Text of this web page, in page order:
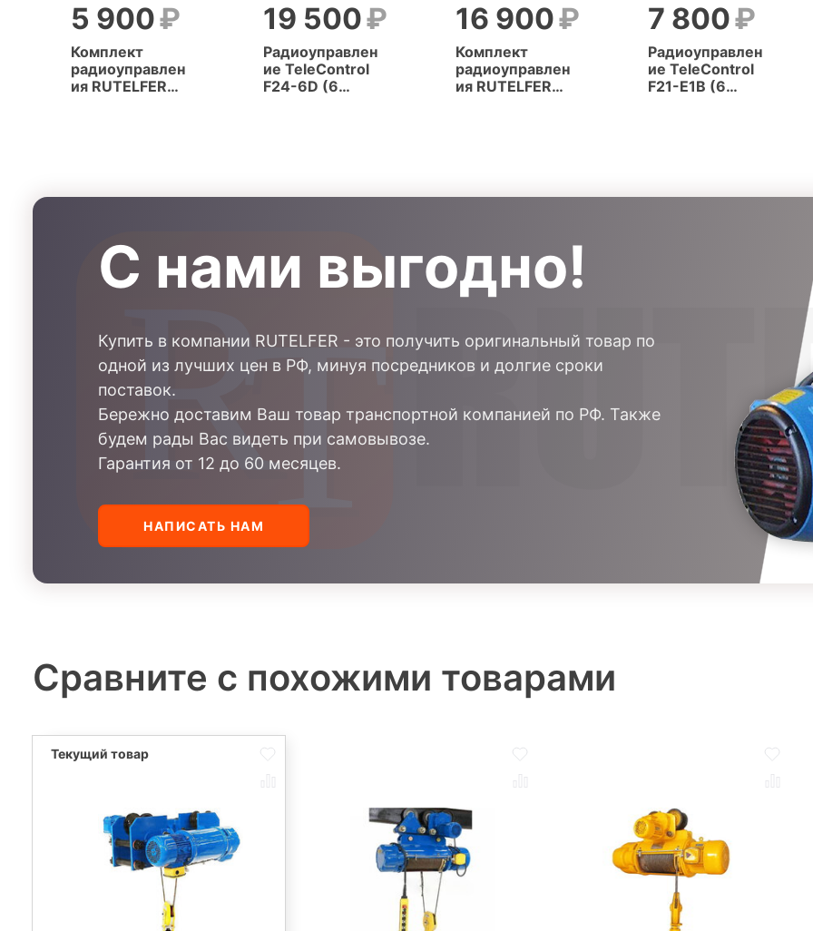
Комплект
радиоуправлен
ия RUTELFER
5 900
Радиоуправлен
ие TeleControl
F24-6D (6
19 500
Комплект
радиоуправлен
ия RUTELFER
16 900
Радиоуправлен
ие TeleControl
F21-E1B (6
7 800
С нами выгодно!
Купить в компании RUTELFER - это получить оригинальный товар по
одной из лучших цен в РФ, минуя посредников и долгие сроки
поставок.
Бережно доставим Ваш товар транспортной компанией по РФ. Также
будем рады Вас видеть при самовывозе.
Гарантия от 12 до 60 месяцев.
НАПИСАТЬ НАМ
Сравните с похожими товарами